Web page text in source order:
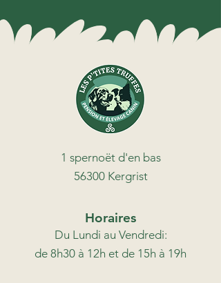
1 spernoët d'en bas
56300 Kergrist
Horaires
Du Lundi au Vendredi:
de 8h30 à 12h et de 15h à 19h